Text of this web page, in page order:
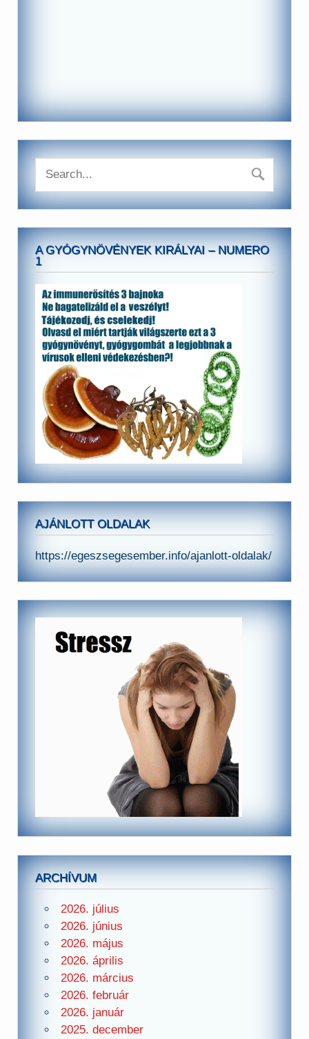
A GYÓGYNÖVÉNYEK KIRÁLYAI – NUMERO
1
AJÁNLOTT OLDALAK
https://egeszsegesember.info/ajanlott-oldalak/
ARCHÍVUM
2026. július
2026. június
2026. május
2026. április
2026. március
2026. február
2026. január
2025. december